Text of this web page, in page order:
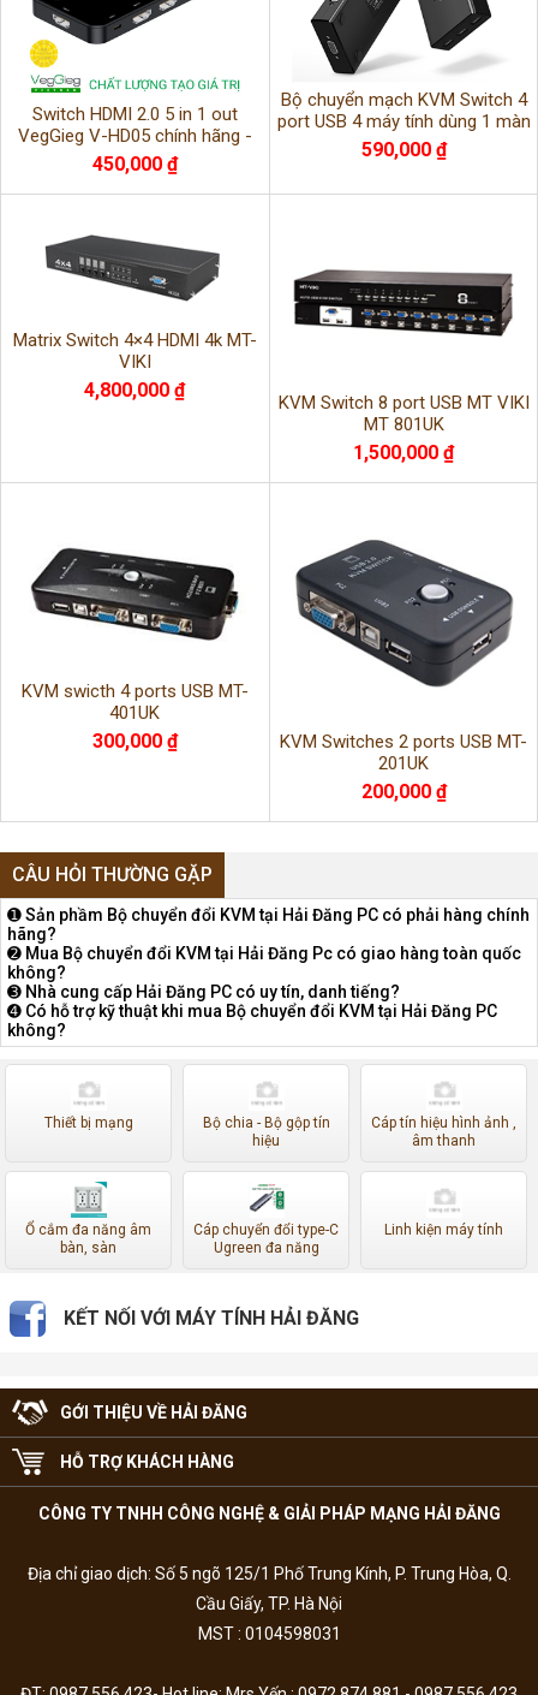
Switch HDMI 2.0 5 in 1 out
VegGieg V-HD05 chính hãng -
Giải pháp kết nối 5 thiết bị ra 1
màn hình hi
450,000 ₫
Bộ chuyển mạch KVM Switch 4
port USB 4 máy tính dùng 1 màn
hình Ugreen 50280
590,000 ₫
Matrix Switch 4×4 HDMI 4k MT-
VIKI
4,800,000 ₫
KVM Switch 8 port USB MT VIKI
MT 801UK
1,500,000 ₫
KVM swicth 4 ports USB MT-
401UK
300,000 ₫
KVM Switches 2 ports USB MT-
201UK
200,000 ₫
CÂU HỎI THƯỜNG GẶP
➊ Sản phầm Bộ chuyển đổi KVM tại Hải Đăng PC có phải hàng chính
hãng?
➋ Mua Bộ chuyển đổi KVM tại Hải Đăng Pc có giao hàng toàn quốc
không?
➌ Nhà cung cấp Hải Đăng PC có uy tín, danh tiếng?
➍ Có hỗ trợ kỹ thuật khi mua Bộ chuyển đổi KVM tại Hải Đăng PC
không?
Thiết bị mạng
Bộ chia - Bộ gộp tín
hiệu
Cáp tín hiệu hình ảnh ,
âm thanh
Ổ cắm đa năng âm
bàn, sàn
Cáp chuyển đổi type-C
Ugreen đa năng
Linh kiện máy tính
KẾT NỐI VỚI MÁY TÍNH HẢI ĐĂNG
GỚI THIỆU VỀ HẢI ĐĂNG
HỖ TRỢ KHÁCH HÀNG
CÔNG TY TNHH CÔNG NGHỆ & GIẢI PHÁP MẠNG HẢI ĐĂNG
Địa chỉ giao dịch: Số 5 ngõ 125/1 Phố Trung Kính, P. Trung Hòa, Q.
Cầu Giấy, TP. Hà Nội
MST : 0104598031